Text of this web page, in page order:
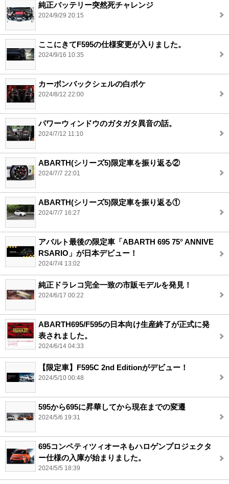
純正バッテリー突然死チャレンジ
2024/9/29 20:15
ここにきてF595の仕様変更が入りました。
2024/9/16 10:35
カーボンバックシェルの白ボケ
2024/8/12 22:00
パワーウィンドウのガタガタ異音の話。
2024/7/12 11:10
ABARTH(シリーズ5)限定車を振り返る②
2024/7/7 22:01
ABARTH(シリーズ5)限定車を振り返る①
2024/7/7 16:27
アバルト最後の限定車「ABARTH 695 75° ANNIVE
RSARIO」が日本デビュー！
2024/7/4 13:02
純正ドラレコ完全一致の市販モデルを発見！
2024/6/17 00:22
ABARTH695/F595の日本向け生産終了が正式に発
表されました。
2024/6/14 04:33
【限定車】F595C 2nd Editionがデビュー！
2024/5/10 00:48
595から695に昇華してから現在までの変遷
2024/5/6 19:31
695コンペティツィオーネもハロゲンプロジェクタ
ー仕様の入庫が始まりました。
2024/5/5 18:39